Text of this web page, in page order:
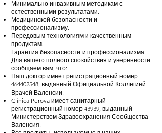
Минимально инвазивным методикам с
естественными результатами.
Медицинской безопасности и
профессионализму.
Передовым технологиям и качественным
продуктам.
Гарантия безопасности и профессионализма.
Для вашего полного спокойствия и уверенности
сообщаем вам, что:
Наш доктор имеет регистрационный номер
464402548, выданный Официальной Коллегией
Врачей Валенсии.
Clínica Perova имеет санитарный
регистрационный номер 43939, выданный
Министерством Здравоохранения Сообщества
Валенсия.